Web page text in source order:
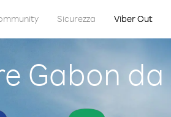
Sicurezza Viber Out
Gabon